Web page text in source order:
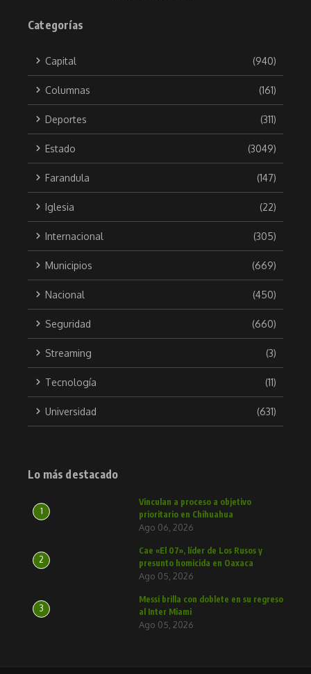
Categorías
Capital (940)
Columnas (161)
Deportes (311)
Estado (3049)
Farandula (147)
Iglesia (22)
Internacional (305)
Municipios (669)
Nacional (450)
Seguridad (660)
Streaming (3)
Tecnología (11)
Universidad (631)
Lo más destacado
1
Vinculan a proceso a objetivo
prioritario en Chihuahua
Ago 06, 2026
2
Cae «El 07», líder de Los Rusos y
presunto homicida en Oaxaca
Ago 05, 2026
3
Messi brilla con doblete en su regreso
al Inter Miami
Ago 05, 2026